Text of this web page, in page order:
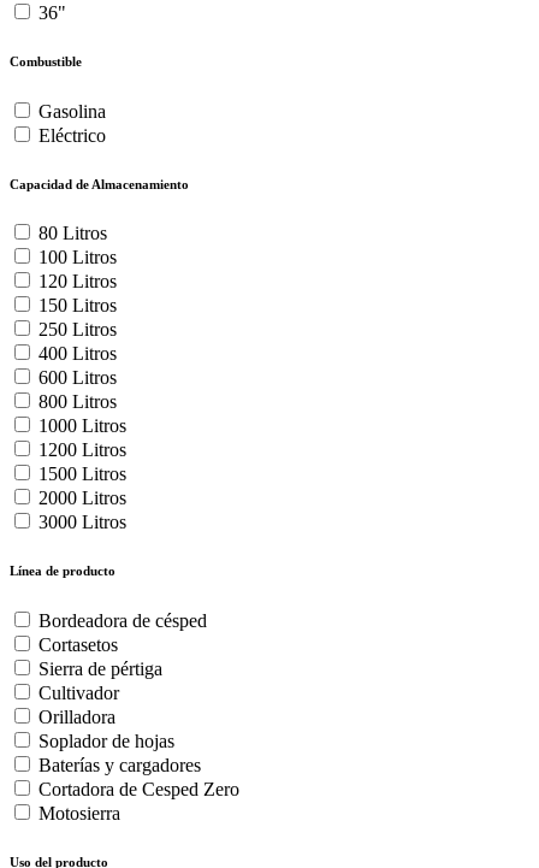
36"
Combustible
Gasolina
Eléctrico
Capacidad de Almacenamiento
80 Litros
100 Litros
120 Litros
150 Litros
250 Litros
400 Litros
600 Litros
800 Litros
1000 Litros
1200 Litros
1500 Litros
2000 Litros
3000 Litros
Línea de producto
Bordeadora de césped
Cortasetos
Sierra de pértiga
Cultivador
Orilladora
Soplador de hojas
Baterías y cargadores
Cortadora de Cesped Zero
Motosierra
Uso del producto